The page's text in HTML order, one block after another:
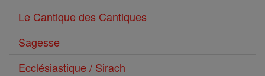
Le Cantique des Cantiques
Sagesse
Ecclésiastique / Sirach